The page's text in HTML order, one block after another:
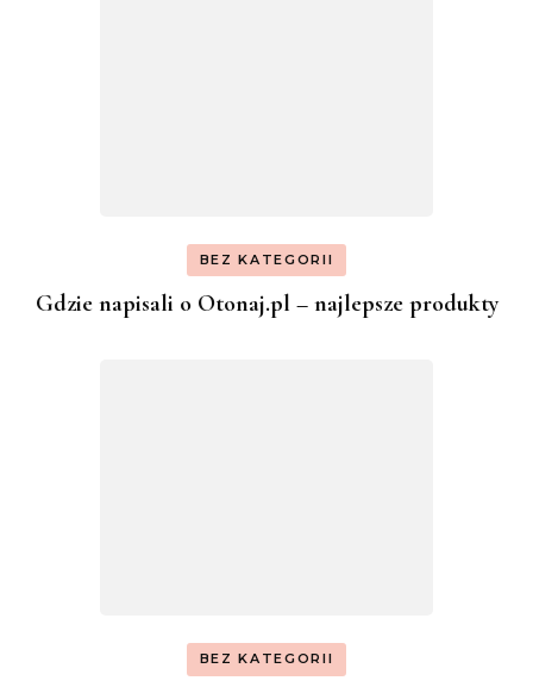
BEZ KATEGORII
Gdzie napisali o Otonaj.pl – najlepsze produkty
BEZ KATEGORII